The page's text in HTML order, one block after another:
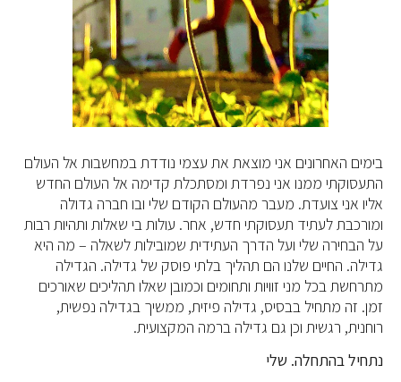
בימים האחרונים אני מוצאת את עצמי נודדת במחשבות אל העולם
התעסוקתי ממנו אני נפרדת ומסתכלת קדימה אל העולם החדש
אליו אני צועדת. מעבר מהעולם הקודם שלי ובו חברה גדולה
ומורכבת לעתיד תעסוקתי חדש, אחר. עולות בי שאלות ותהיות רבות
על הבחירה שלי ועל הדרך העתידית שמובילות לשאלה – מה היא
גדילה. החיים שלנו הם תהליך בלתי פוסק של גדילה. הגדילה
מתרחשת בכל מני זוויות ותחומים וכמובן שאלו תהליכים שאורכים
זמן. זה מתחיל בבסיס, גדילה פיזית, ממשיך בגדילה נפשית,
רוחנית, רגשית וכן גם גדילה ברמה המקצועית.
נתחיל בהתחלה. שלי